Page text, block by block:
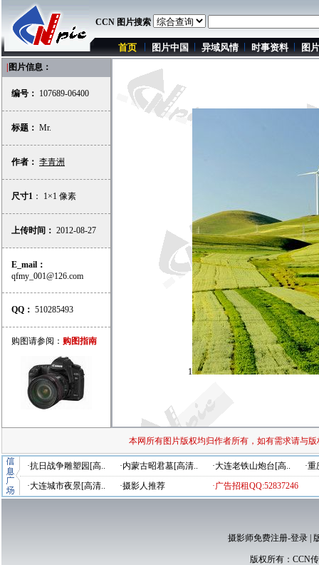
CCN 图片搜索
首页 图片中国 异域风情 时事资料 图
图片信息：
编号： 107689-06400
标题： Mr.
作者： 李青洲
尺寸1 ： 1×1 像素
上传时间： 2012-08-27
E_mail：
qfmy_001@126.com
QQ： 510285493
购图请参阅： 购图指南
1
本网所有图片版权均归作者所有，如有需求请与
·抗日战争雕塑园[高.. ·内蒙古昭君墓[高清.. ·大连老铁山炮台[高..
·
·大连城市夜景[高清..
·摄影人推荐 ·广告招租QQ:52837246
摄影师免费注册-登录|
版权所有： CCN